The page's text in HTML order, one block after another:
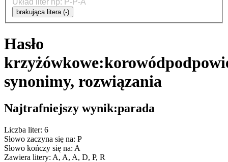
brakująca litera (-)
Hasło
krzyżówkowe:korowód
synonimy, rozwiązania
Najtrafniejszy wynik:parada
Liczba liter: 6
Słowo zaczyna się na: P
Słowo kończy się na: A
Zawiera litery: A, A, A, D, P, R